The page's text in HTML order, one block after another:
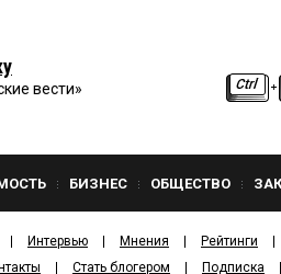
вести»
БИЗНЕС ОБЩЕСТВО
Интервью Мнения Рейтинги
Стать блогером Подписка